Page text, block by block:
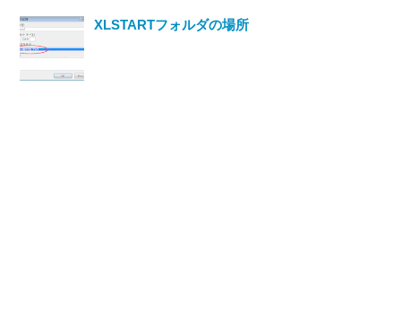
XLSTARTフォルダの場所